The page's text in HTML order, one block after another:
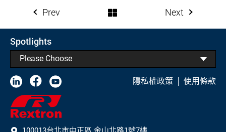
Prev Next
Spotlights
Please Choose
隱私權政策 使用條款